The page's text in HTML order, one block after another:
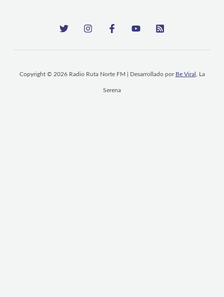
Copyright © 2026 Radio Ruta Norte FM | Desarrollado por Be Viral , La
Serena